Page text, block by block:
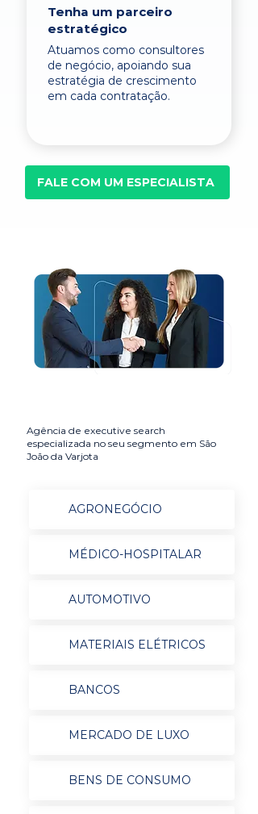
Tenha um parceiro
estratégico
Atuamos como consultores
de negócio, apoiando sua
estratégia de crescimento
em cada contratação.
FALE COM UM ESPECIALISTA
Agência de executive search
especializada no seu segmento em São
João da Varjota
AGRONEGÓCIO
MÉDICO-HOSPITALAR
AUTOMOTIVO
MATERIAIS ELÉTRICOS
BANCOS
MERCADO DE LUXO
BENS DE CONSUMO